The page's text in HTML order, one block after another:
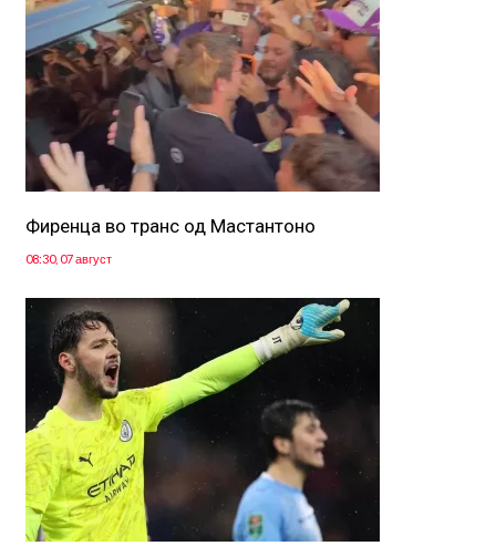
Фиренца во транс од Мастантоно
08:30, 07 август